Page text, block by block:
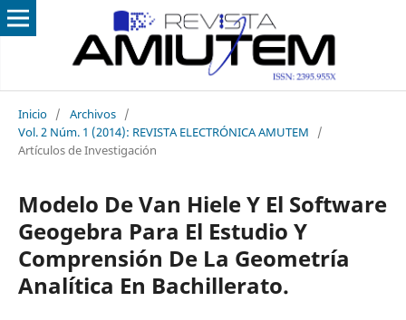
Inicio / Archivos /
Vol. 2 Núm. 1 (2014): REVISTA ELECTRÓNICA AMUTEM
/
Artículos de Investigación
Modelo De Van Hiele Y El Software
Geogebra Para El Estudio Y
Comprensión De La Geometría
Analítica En Bachillerato.